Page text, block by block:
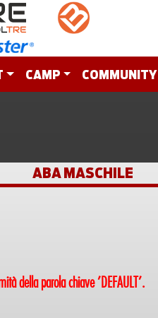
CAMP COMMUNITY
ABA MASCHILE
della parola chiave 'DEFAULT'.